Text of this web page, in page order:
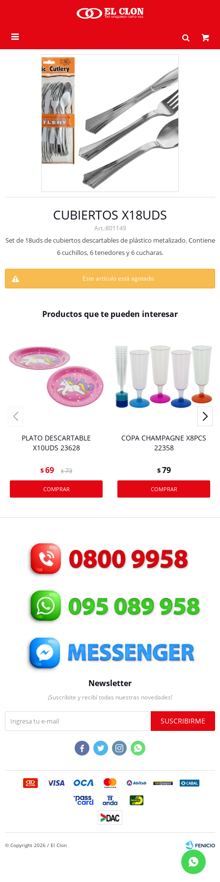

CUBIERTOS X18UDS
801149
Set de 18uds de cubiertos descartables de plástico metalizado. Contiene
6 cuchillos, 6 tenedores y 6 cucharas.
Este artículo está agotado.
Productos que te pueden interesar
PLATO DESCARTABLE
X10UDS 23628
$69 $ 73
COPA CHAMPAGNE X8PCS
22358
$79
Newsletter
¡Suscribite y recibí todas nuestras novedades!
SUSCRIBIRME
   
© Copyright 2026 / El Clon